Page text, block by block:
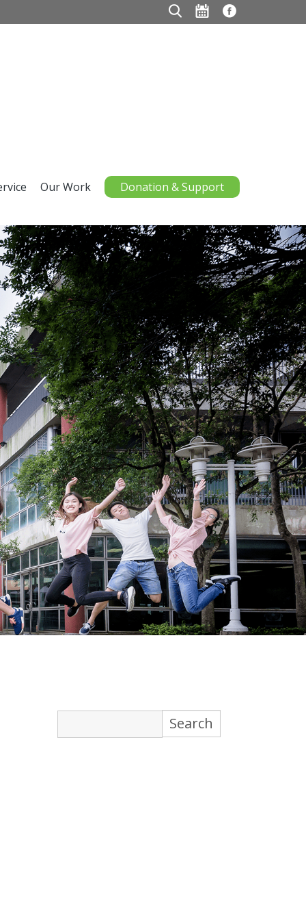
Our Work Donation & Support
for: